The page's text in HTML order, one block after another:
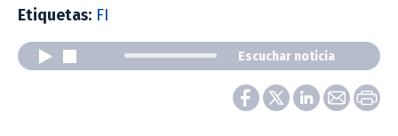
Etiquetas: FI
Escuchar noticia